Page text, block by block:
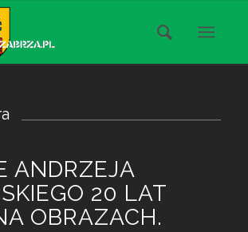
ANDRZEJA
20 LAT
OBRAZACH.